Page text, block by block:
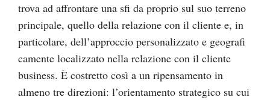
trova ad affrontare una sfi da proprio sul suo terreno
principale, quello della relazione con il cliente e, in
particolare, dell’approccio personalizzato e geografi
camente localizzato nella relazione con il cliente
business. È costretto così a un ripensamento in
almeno tre direzioni: l’orientamento strategico su cui